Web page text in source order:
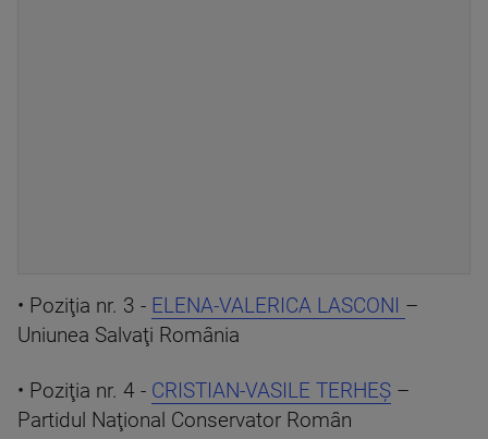
• Poziţia nr. 3 - ELENA-VALERICA LASCONI –
Uniunea Salvaţi România
• Poziţia nr. 4 - CRISTIAN-VASILE TERHEŞ –
Partidul Naţional Conservator Român